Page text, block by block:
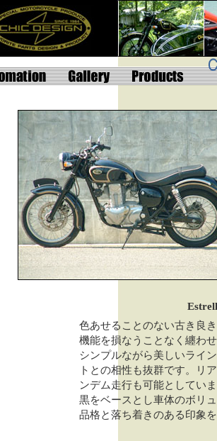
色あせることのない古き良
機能を損なうことなく纏わ
シンプルながら美しいライ
トとの相性も抜群です。リ
ンデム走行も可能としてい
黒をベースとし車体のボリ
品格と落ち着きのある印象